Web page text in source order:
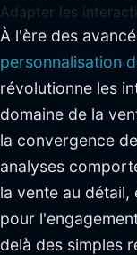
Adapter les
À l'ère des
personnalisation
révolutionne les
domaine de la
la convergence
analyses
la vente au détail,
pour
delà des simples